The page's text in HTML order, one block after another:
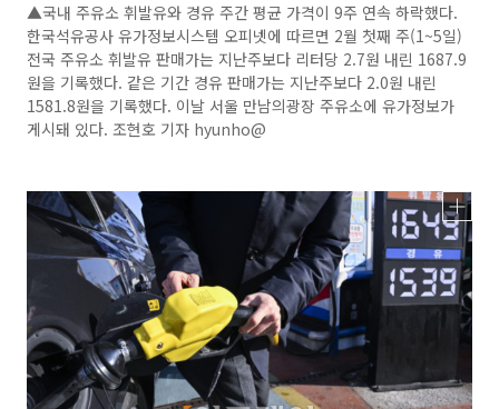
▲국내 주유소 휘발유와 경유 주간 평균 가격이 9주 연속 하락했다.
한국석유공사 유가정보시스템 오피넷에 따르면 2월 첫째 주(1~5일)
전국 주유소 휘발유 판매가는 지난주보다 리터당 2.7원 내린 1687.9
원을 기록했다. 같은 기간 경유 판매가는 지난주보다 2.0원 내린
1581.8원을 기록했다. 이날 서울 만남의광장 주유소에 유가정보가
게시돼 있다. 조현호 기자 hyunho@